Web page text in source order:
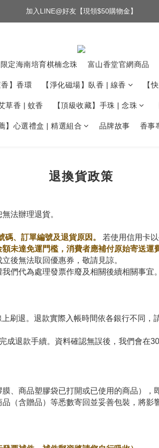
加入LINE@好友【現領$50購物金】
定海南培育棋楠念珠 富山香堂官網商品
香】香環 【淨化磁場】臥香 | 線香 【
草香 | 蚊香 【頂級收藏】手珠 | 念珠
】心選禮盒 | 精選組合 品牌故事 香事
退換貨政策
法辦理退貨。
碼、訂單編號及退貨原因 。 若使用信用卡
未達免運門檻，消費者應補付原始寄送運
立後無法取回優惠券，敬請見諒。
我們代為處理發票作廢及相關後續相關事宜。
退。退款實際入帳時間依各銀行不同，
退款手續。資料確認無誤後，我們會在30
、商品塑膠袋已打開或已使用的商品），
（含贈品）等悉數寄回並妥善包裝，將影